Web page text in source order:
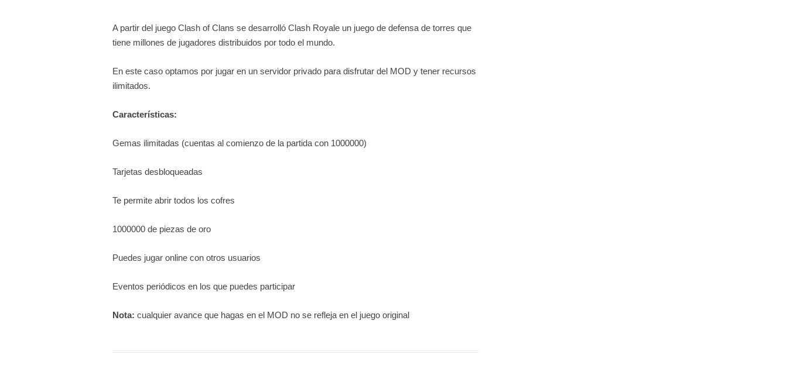
A partir del juego Clash of Clans se desarrolló Clash Royale un juego de defensa de torres que
tiene millones de jugadores distribuidos por todo el mundo.
En este caso optamos por jugar en un servidor privado para disfrutar del MOD y tener recursos
ilimitados.
Características:
Gemas ilimitadas (cuentas al comienzo de la partida con 1000000)
Tarjetas desbloqueadas
Te permite abrir todos los cofres
1000000 de piezas de oro
Puedes jugar online con otros usuarios
Eventos periódicos en los que puedes participar
Nota: cualquier avance que hagas en el MOD no se refleja en el juego original